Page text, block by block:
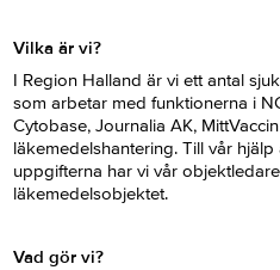
Vilka är vi?
I Region Halland är vi ett antal
som arbetar med funktionerna i
Cytobase, Journalia AK,
läkemedelshantering. Till vår
uppgifterna har vi vår
läkemedelsobjektet.
Vad gör vi?